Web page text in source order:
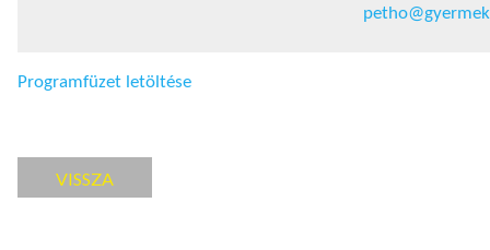
Programfüzet letöltése
VISSZA